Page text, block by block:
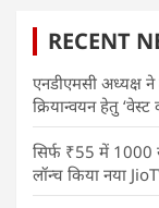
RECENT
एनडीएमसी अध्यक्ष
क्रियान्वयन हेतु
सिर्फ ₹55 में 1000
लॉन्च किया नया